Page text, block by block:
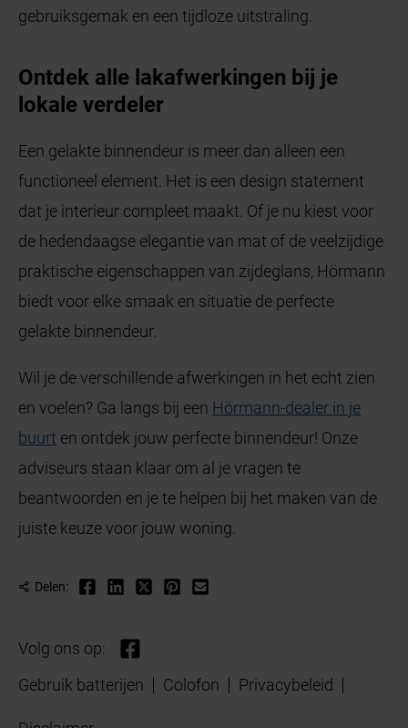
gebruiksgemak en een tijdloze uitstraling.
Ontdek alle lakafwerkingen bij je
lokale verdeler
Een gelakte binnendeur is meer dan alleen een
functioneel element. Het is een design statement
dat je interieur compleet maakt. Of je nu kiest voor
de hedendaagse elegantie van mat of de veelzijdige
praktische eigenschappen van zijdeglans, Hörmann
biedt voor elke smaak en situatie de perfecte
gelakte binnendeur.
Wil je de verschillende afwerkingen in het echt zien
en voelen? Ga langs bij een Hörmann-dealer in je
buurt en ontdek jouw perfecte binnendeur! Onze
adviseurs staan klaar om al je vragen te
beantwoorden en je te helpen bij het maken van de
juiste keuze voor jouw woning.
Delen:
Volg ons op:
Gebruik batterijen
Colofon Privacybeleid